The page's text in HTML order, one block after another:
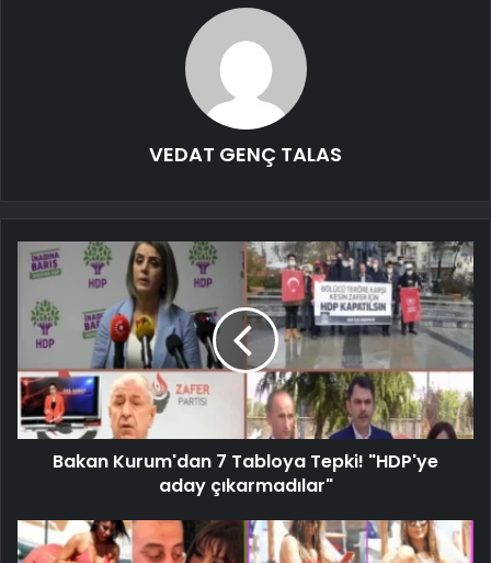
VEDAT GENÇ TALAS
Bakan Kurum'dan 7 Tabloya Tepki! "HDP'ye
aday çıkarmadılar"